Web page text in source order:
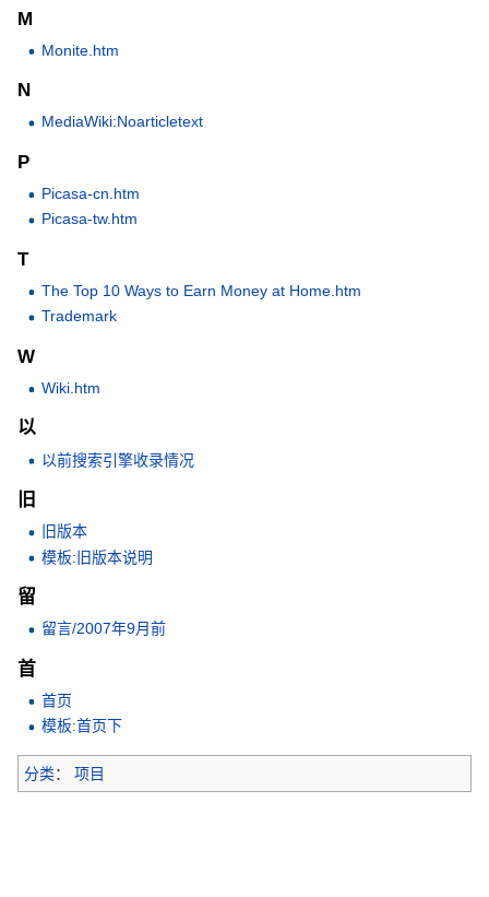
M
Monite.htm
N
MediaWiki:Noarticletext
P
Picasa-cn.htm
Picasa-tw.htm
T
The Top 10 Ways to Earn Money at Home.htm
Trademark
W
Wiki.htm
以
以前搜索引擎收录情况
旧
旧版本
模板:旧版本说明
留
留言/2007年9月前
首
首页
模板:首页下
分类： 项目